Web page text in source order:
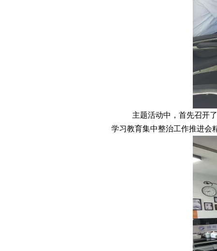
主题活动中，首先召开
学习教育集中整治工作推进会